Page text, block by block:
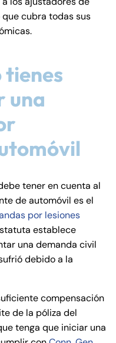
cubra todas sus
una
tener en cuenta al
de automóvil es el
por lesiones
establece
una demanda civil
debido a la
compensación
de la póliza del
tenga que iniciar una
8:30 AM – 5:00
PM
PM
8:30 AM – 5:00
PM
8:30 AM – 5:00
PM
PM
Closed
Closed
8:30 AM – 5:00
PM
PM
8:30 AM – 5:00
PM
8:30 AM – 5:00
PM
PM
Closed
Closed